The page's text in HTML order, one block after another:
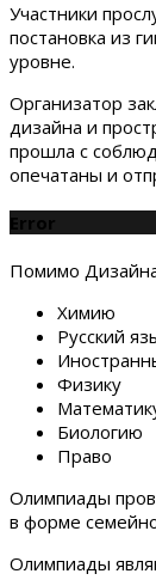
Участники
постановка из
уровне.
Организатор
дизайна и
прошла с
опечатаны и
Error
Помимо
Химию
Русский
Физику
Биологию
Право
Олимпиады
в форме
Олимпиады